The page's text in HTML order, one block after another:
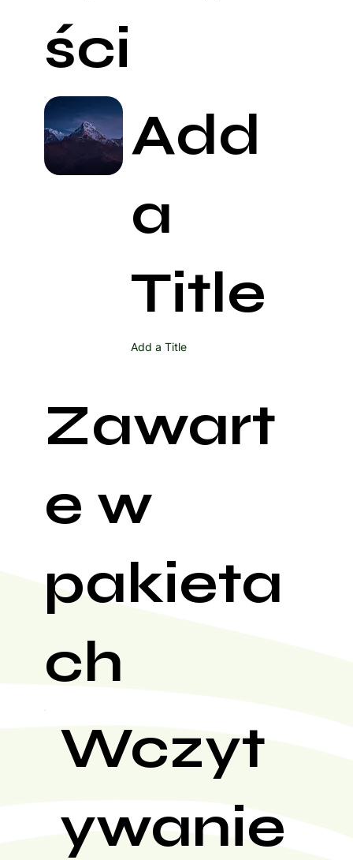
ści
Add
a
Title
Add a Title
Zawart
e w
pakieta
ch
Wczyt
ywanie